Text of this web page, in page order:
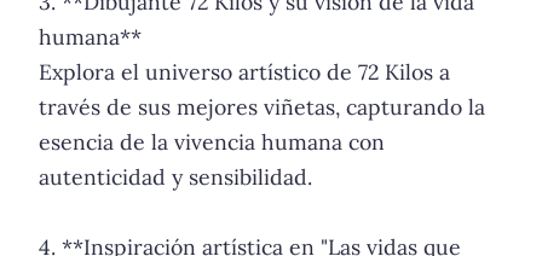
humana**
Explora el universo artístico de 72 Kilos a
través de sus mejores viñetas, capturando la
esencia de la vivencia humana con
autenticidad y sensibilidad.
4. **Inspiración artística en "Las vidas que